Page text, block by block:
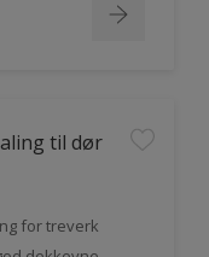
til dør
for treverk